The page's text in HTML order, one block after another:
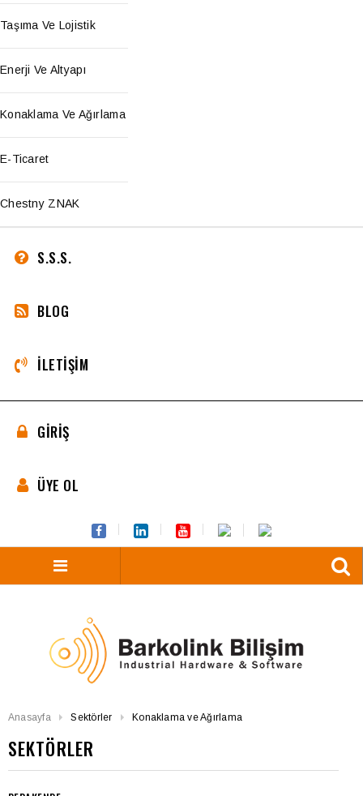
Taşıma Ve Lojistik
Enerji Ve Altyapı
Konaklama Ve Ağırlama
E-Ticaret
Chestny ZNAK
S.S.S.
BLOG
İLETIŞIM
GIRIŞ
ÜYE OL
Anasayfa Sektörler Konaklama ve Ağırlama
SEKTÖRLER